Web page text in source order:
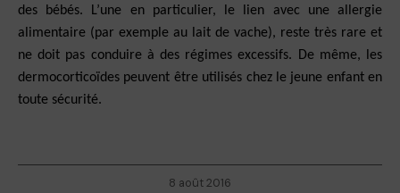
des bébés. L’une en particulier, le lien avec une allergie
alimentaire (par exemple au lait de vache), reste très rare et
ne doit pas conduire à des régimes excessifs. De même, les
dermocorticoïdes peuvent être utilisés chez le jeune enfant en
toute sécurité.
8 août 2016